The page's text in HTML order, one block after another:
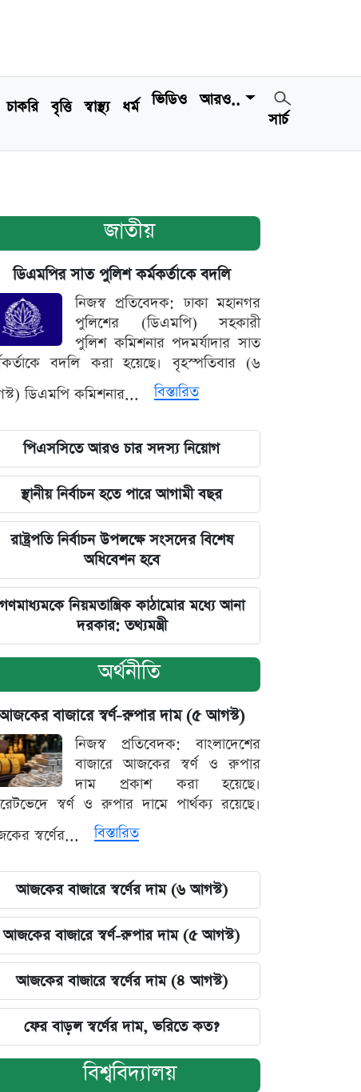
চাকরি বৃত্তি স্বাস্থ্য ধর্ম ভিডিও
আরও..
সার্চ
জাতীয়
ডিএমপির সাত পুলিশ কর্মকর্তাকে বদলি
নিজস্ব প্রতিবেদক: ঢাকা মহানগর
পুলিশের (ডিএমপি) সহকারী
পুলিশ কমিশনার পদমর্যাদার সাত
বদলি করা হয়েছে। বৃহস্পতিবার (৬
ডিএমপি কমিশনার...
বিস্তারিত
পিএসসিতে আরও চার সদস্য নিয়োগ
স্থানীয় নির্বাচন হতে পারে আগামী বছর
রাষ্ট্রপতি নির্বাচন উপলক্ষে সংসদের বিশেষ
অধিবেশন হবে
গণমাধ্যমকে নিয়মতান্ত্রিক কাঠামোর মধ্যে আনা
দরকার: তথ্যমন্ত্রী
অর্থনীতি
বাজারে স্বর্ণ-রুপার দাম (৫ আগস্ট)
নিজস্ব প্রতিবেদক: বাংলাদেশের
বাজারে আজকের স্বর্ণ ও রুপার
দাম প্রকাশ করা হয়েছে।
স্বর্ণ ও রুপার দামে পার্থক্য রয়েছে।
স্বর্ণের...
বিস্তারিত
আজকের বাজারে স্বর্ণের দাম (৬ আগস্ট)
আজকের বাজারে স্বর্ণ-রুপার দাম (৫ আগস্ট)
আজকের বাজারে স্বর্ণের দাম (৪ আগস্ট)
ফের বাড়ল স্বর্ণের দাম, ভরিতে কত?
বিশ্ববিদ্যালয়